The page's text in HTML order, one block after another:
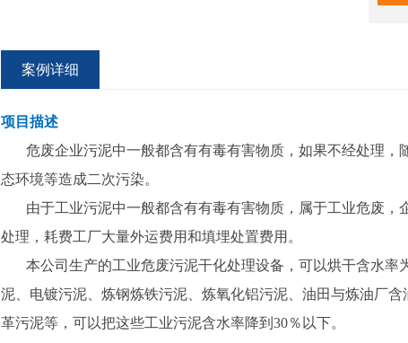
案例详细
项目描述
危废企业污泥中一般都含有有毒有害物质，如果不经处理，
态环境等造成二次污染。
由于工业污泥中一般都含有有毒有害物质，属于工业危废，
处理，耗费工厂大量外运费用和填埋处置费用。
本公司生产的工业危废污泥干化处理设备，可以烘干含水率
泥、电镀污泥、炼钢炼铁污泥、炼氧化铝污泥、油田与炼油厂
革污泥等，可以把这些工业污泥含水率降到30％以下。